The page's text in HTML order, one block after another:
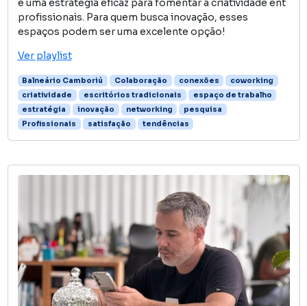
é uma estratégia eficaz para fomentar a criatividade ent
profissionais. Para quem busca inovação, esses
espaços podem ser uma excelente opção!
Ver playlist
Balneário Camboriú Colaboração conexões
coworking
criatividade
escritórios tradicionais
espaço de trabalho
estratégia
inovação networking
pesquisa
Profissionais
satisfação tendências